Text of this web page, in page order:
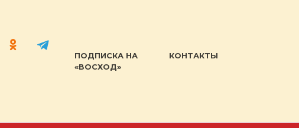
ПОДПИСКА НА
«ВОСХОД»
КОНТАКТЫ